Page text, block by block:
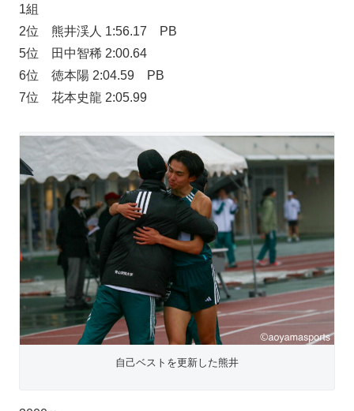
1組
2位 熊井渓人 1:56.17 PB
5位 田中智稀 2:00.64
6位 徳本陽 2:04.59 PB
7位 花本史龍 2:05.99
自己ベストを更新した熊井